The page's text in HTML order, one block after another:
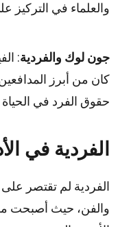
والعلماء في التركيز
جون لوك والفردية:
كان من أبرز
حقوق الفرد في الحياة
الفردية في
الفردية لم تقتصر
والفن، حيث أصبحت